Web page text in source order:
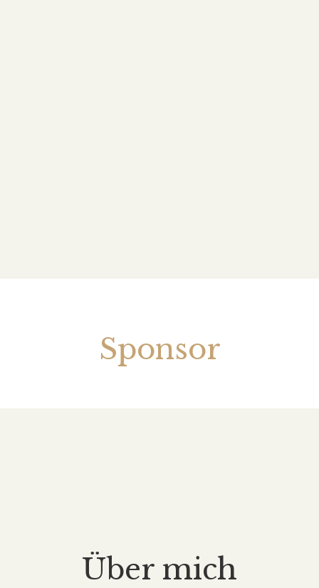
Sponsor
Über mich